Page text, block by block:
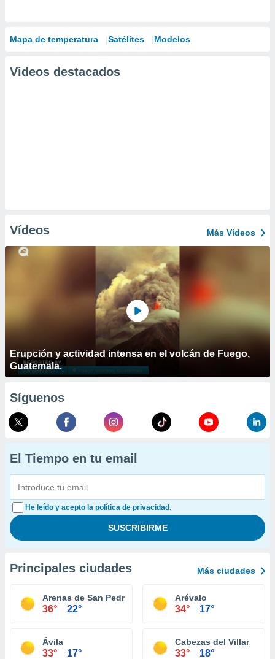
Mapa de temperatura Satélites Modelos
Videos destacados
Vídeos Más Vídeos
Erupción y actividad intensa en el volcán de Fuego,
Guatemala.
Síguenos
El Tiempo en tu email
He leído y acepto la política de privacidad.
Principales ciudades Más ciudades
Arenas de San Pedro
36° 22°
Arévalo
34° 17°
Ávila
33° 17°
Cabezas del Villar
33° 18°